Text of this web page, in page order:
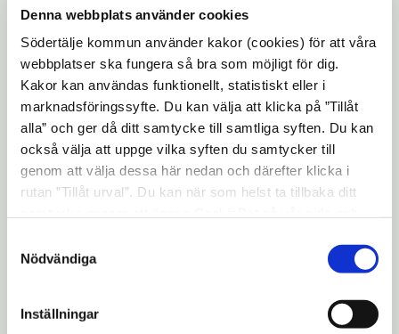
Denna webbplats använder cookies
Södertälje kommun använder kakor (cookies) för att våra
webbplatser ska fungera så bra som möjligt för dig.
Kakor kan användas funktionellt, statistiskt eller i
marknadsföringssyfte. Du kan välja att klicka på ”Tillåt
alla” och ger då ditt samtycke till samtliga syften. Du kan
också välja att uppge vilka syften du samtycker till
genom att välja dessa här nedan och därefter klicka i
rutan ”Tillåt urval”. Du kan när som helst ta tillbaka ditt
"Visa detaljer" kan du läsa om hur kakorna används och
hur vi och våra leverantörer inhämtar och behandlar
Nödvändiga
Inställningar